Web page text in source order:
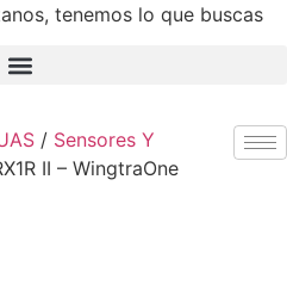
tenemos lo que buscas
/ Sensores Y
II – WingtraOne